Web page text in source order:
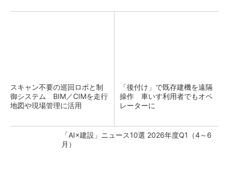
スキャン不要の巡回ロボと制
御システム BIM／CIMを走行
地図や現場管理に活用
「後付け」で既存建機を遠隔
操作 車いす利用者でもオペ
レーターに
「AI×建設」ニュース10選 2026年度Q1（4～6
月）